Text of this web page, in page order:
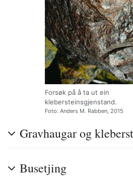
Forsøk på å ta ut ein
klebersteinsgjenstand.
Foto: Anders M. Rabben, 2015
Gravhaugar og
Busetjing